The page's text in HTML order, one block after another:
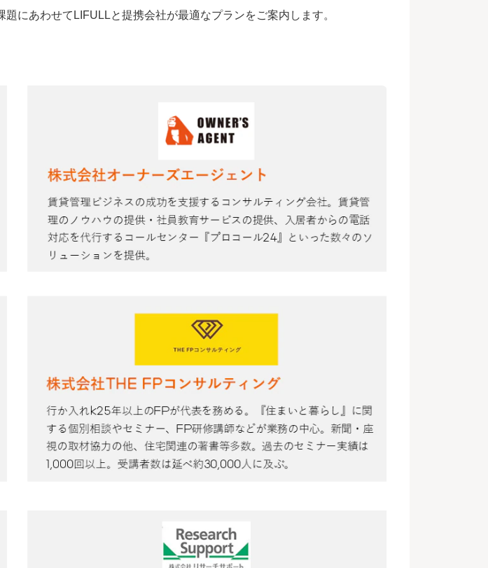
にあわせてLIFULLと提携会社が最適なプランをご案内します。